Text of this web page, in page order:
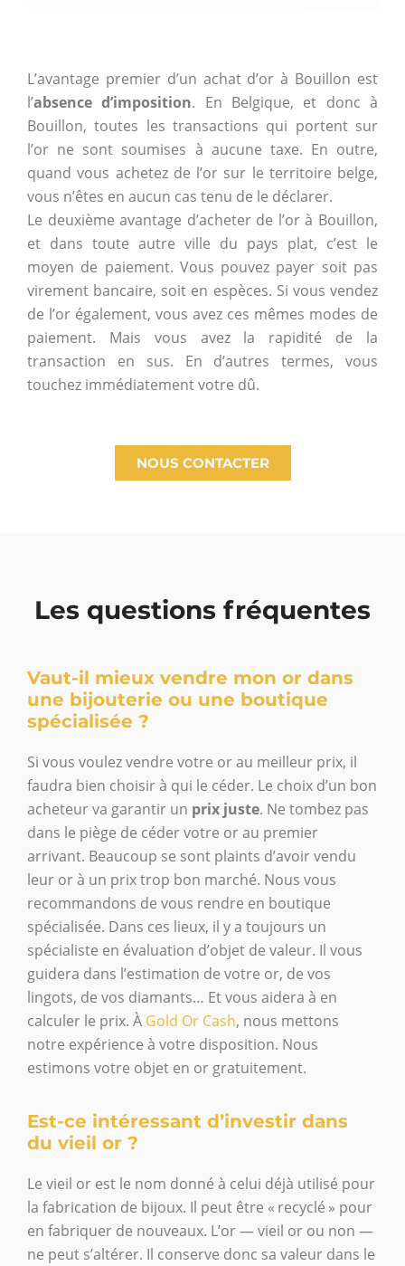
L’avantage premier d’un achat d’or à Bouillon est
l’absence d’imposition. En Belgique, et donc à
Bouillon, toutes les transactions qui portent sur
l’or ne sont soumises à aucune taxe. En outre,
quand vous achetez de l’or sur le territoire belge,
vous n’êtes en aucun cas tenu de le déclarer.
Le deuxième avantage d’acheter de l’or à Bouillon,
et dans toute autre ville du pays plat, c’est le
moyen de paiement. Vous pouvez payer soit pas
virement bancaire, soit en espèces. Si vous vendez
de l’or également, vous avez ces mêmes modes de
paiement. Mais vous avez la rapidité de la
transaction en sus. En d’autres termes, vous
touchez immédiatement votre dû.
NOUS CONTACTER
Les questions fréquentes
Vaut-il mieux vendre mon or dans
une bijouterie ou une boutique
spécialisée ?
Si vous voulez vendre votre or au meilleur prix, il
faudra bien choisir à qui le céder. Le choix d’un bon
acheteur va garantir un prix juste. Ne tombez pas
dans le piège de céder votre or au premier
arrivant. Beaucoup se sont plaints d’avoir vendu
leur or à un prix trop bon marché. Nous vous
recommandons de vous rendre en boutique
spécialisée. Dans ces lieux, il y a toujours un
spécialiste en évaluation d’objet de valeur. Il vous
guidera dans l’estimation de votre or, de vos
lingots, de vos diamants… Et vous aidera à en
calculer le prix. À Gold Or Cash, nous mettons
notre expérience à votre disposition. Nous
estimons votre objet en or gratuitement.
Est-ce intéressant d’investir dans
du vieil or ?
Le vieil or est le nom donné à celui déjà utilisé pour
la fabrication de bijoux. Il peut être « recyclé » pour
en fabriquer de nouveaux. L’or — vieil or ou non —
ne peut s’altérer. Il conserve donc sa valeur dans le